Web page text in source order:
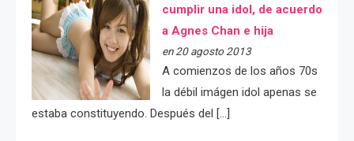
cumplir una idol, de acuerdo
a Agnes Chan e hija
en 20 agosto 2013
A comienzos de los años 70s
la débil imágen idol apenas se
estaba constituyendo. Después del […]